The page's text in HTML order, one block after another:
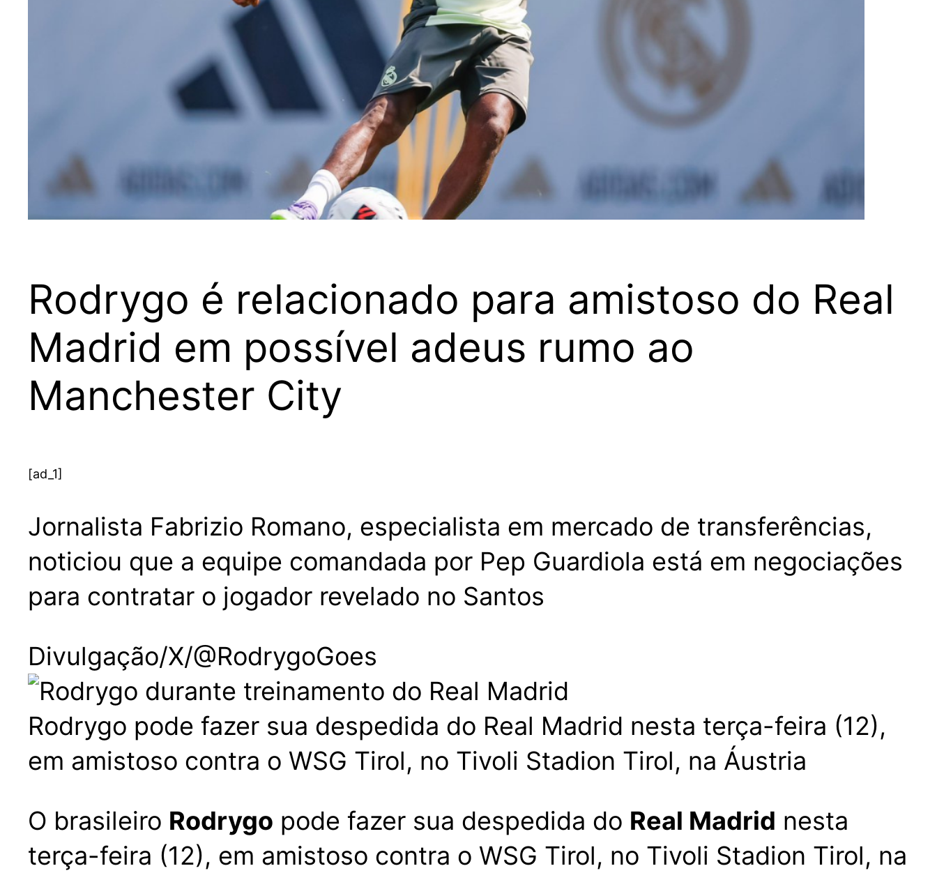
Rodrygo é relacionado para amistoso do Real
Madrid em possível adeus rumo ao
Manchester City
[ad_1]
Jornalista Fabrizio Romano, especialista em mercado de transferências,
noticiou que a equipe comandada por Pep Guardiola está em negociações
para contratar o jogador revelado no Santos
Divulgação/X/@RodrygoGoes
Rodrygo pode fazer sua despedida do Real Madrid nesta terça-feira (12),
em amistoso contra o WSG Tirol, no Tivoli Stadion Tirol, na Áustria
O brasileiro Rodrygo pode fazer sua despedida do Real Madrid nesta
terça-feira (12), em amistoso contra o WSG Tirol, no Tivoli Stadion Tirol, na